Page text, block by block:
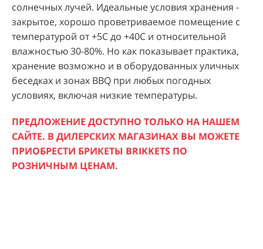
солнечных лучей. Идеальные условия хранения -
закрытое, хорошо проветриваемое помещение с
температурой от +5С до +40С и относительной
влажностью 30-80%. Но как показывает практика,
хранение возможно и в оборудованных уличных
беседках и зонах BBQ при любых погодных
условиях, включая низкие температуры.
ПРЕДЛОЖЕНИЕ ДОСТУПНО ТОЛЬКО НА НАШЕМ
САЙТЕ. В ДИЛЕРСКИХ МАГАЗИНАХ ВЫ МОЖЕТЕ
ПРИОБРЕСТИ БРИКЕТЫ BRIKKETS ПО
РОЗНИЧНЫМ ЦЕНАМ.